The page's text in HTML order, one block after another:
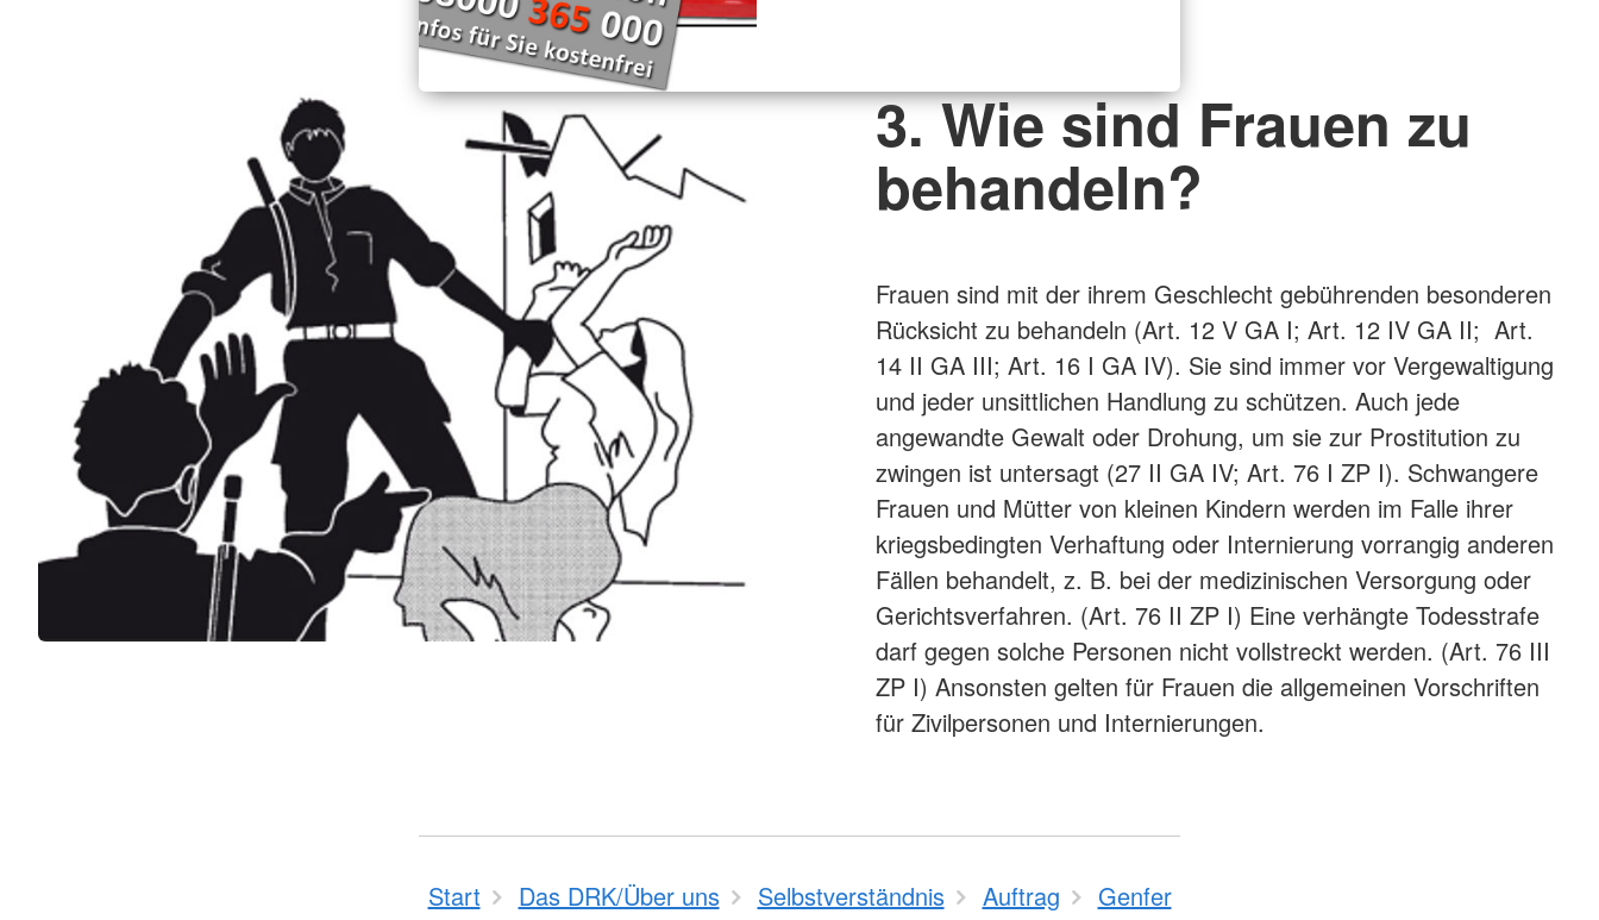
3. Wie sind Frauen zu
behandeln?
Frauen sind mit der ihrem Geschlecht gebührenden besonderen
Rücksicht zu behandeln (Art. 12 V GA I; Art. 12 IV GA II; Art.
14 II GA III; Art. 16 I GA IV). Sie sind immer vor Vergewaltigung
und jeder unsittlichen Handlung zu schützen. Auch jede
angewandte Gewalt oder Drohung, um sie zur Prostitution zu
zwingen ist untersagt (27 II GA IV; Art. 76 I ZP I). Schwangere
Frauen und Mütter von kleinen Kindern werden im Falle ihrer
kriegsbedingten Verhaftung oder Internierung vorrangig anderen
Fällen behandelt, z. B. bei der medizinischen Versorgung oder
Gerichtsverfahren. (Art. 76 II ZP I) Eine verhängte Todesstrafe
darf gegen solche Personen nicht vollstreckt werden. (Art. 76 III
ZP I) Ansonsten gelten für Frauen die allgemeinen Vorschriften
für Zivilpersonen und Internierungen.
Start Das DRK/Über uns Selbstverständnis Auftrag
Genfer